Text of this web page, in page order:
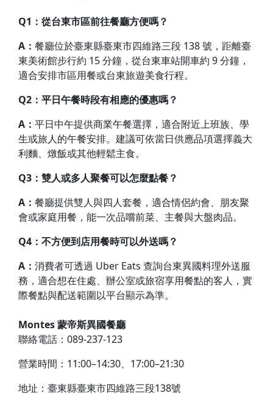
Q1：從台東市區前往餐廳方便嗎？
A： 餐廳位於臺東縣臺東市四維路三段 138 號，距離臺
東美術館步行約 15 分鐘，從台東車站開車約 9 分鐘，
適合安排市區用餐或台東旅遊美食行程。
Q2：平日午餐時段有相應的優惠嗎？
A： 平日中午提供商業午餐選擇，適合附近上班族、學
生或旅人的午餐安排。建議可依當日供應品項選擇義大
利麵、燉飯或其他輕鬆主食。
Q3：雙人或多人聚餐可以怎麼點餐？
A： 餐廳提供雙人與四人套餐，適合情侶約會、朋友聚
會或家庭用餐，能一次品嚐前菜、主餐與大盤肉品。
Q4：不方便到店用餐時可以外送嗎？
A： 消費者可透過 Uber Eats 查詢台東異國料理外送服
務，適合想在住處、辦公室或旅宿享用餐點的客人，實
際餐點與配送範圍以平台顯示為準。
Montes 蒙帝斯異國餐廳
聯絡電話：089-237-123
營業時間：11:00–14:30、17:00–21:30
地址：臺東縣臺東市四維路三段138號